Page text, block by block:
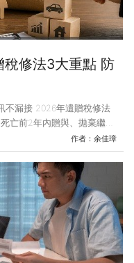
稅修法3大重點 防
不漏接 2026年遺贈稅修法
亡前2年內贈與、拋棄繼承
落實「租稅公平」原則。
王先生經營事業有成，過
萬元。王先生過世後，名下
子的3,000萬元會被視為遺
因長子不想繳交遺產稅，有
前未受贈與的王太太與女兒
作者： 余佳璋